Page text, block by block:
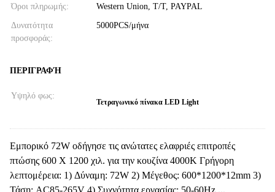
Όροι πληρωμής: Western Union, T/T, PAYPAL
Δυνατότητα
προσφοράς:
5000PCS/μήνα
ΠΕΡΙΓΡΑΦΉ
Υψηλό φως:
Τετραγωνικό πίνακα LED Light
Εμπορικό 72W οδήγησε τις ανώτατες ελαφριές επιτροπές
πτώσης 600 X 1200 χιλ. για την κουζίνα 4000K Γρήγορη
λεπτομέρεια: 1) Δύναμη: 72W 2) Μέγεθος: 600*1200*12mm 3)
Τάση: AC85-265V 4) Συχνότητα εργασίας: 50-60Hz ...